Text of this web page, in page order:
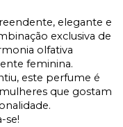
elegante e
exclusiva de
olfativa
feminina.
este perfume é
que gostam
se!